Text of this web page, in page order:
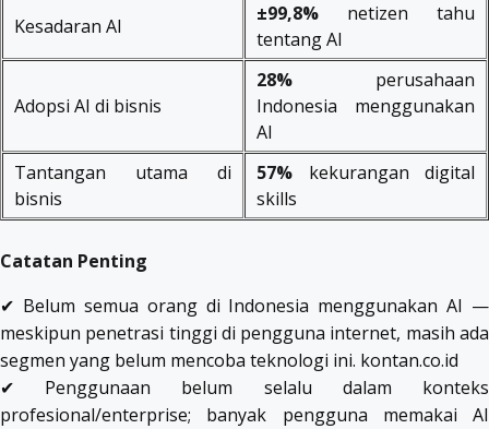
Kesadaran AI
±99,8% netizen tahu
tentang AI
Adopsi AI di bisnis
28% perusahaan
Indonesia menggunakan
AI
Tantangan utama di
bisnis
57% kekurangan digital
skills
Catatan Penting
✔ Belum semua orang di Indonesia menggunakan AI —
meskipun penetrasi tinggi di pengguna internet, masih ada
segmen yang belum mencoba teknologi ini. kontan.co.id
✔ Penggunaan belum selalu dalam konteks
profesional/enterprise; banyak pengguna memakai AI